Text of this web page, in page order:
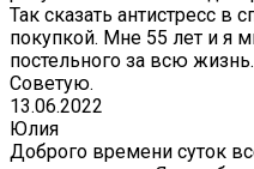
Так сказать антистресс в
покупкой. Мне 55 лет и я
постельного за всю
Советую.
13.06.2022
Юлия
Доброго времени суток